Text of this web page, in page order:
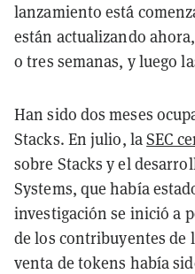
lanzamiento está
están actualizando
o tres semanas, y luego
Han sido dos meses
Stacks. En julio, laSEC
sobre Stacks y el
Systems, que había
investigación se inició a
de los contribuyentes de
venta de tokens había